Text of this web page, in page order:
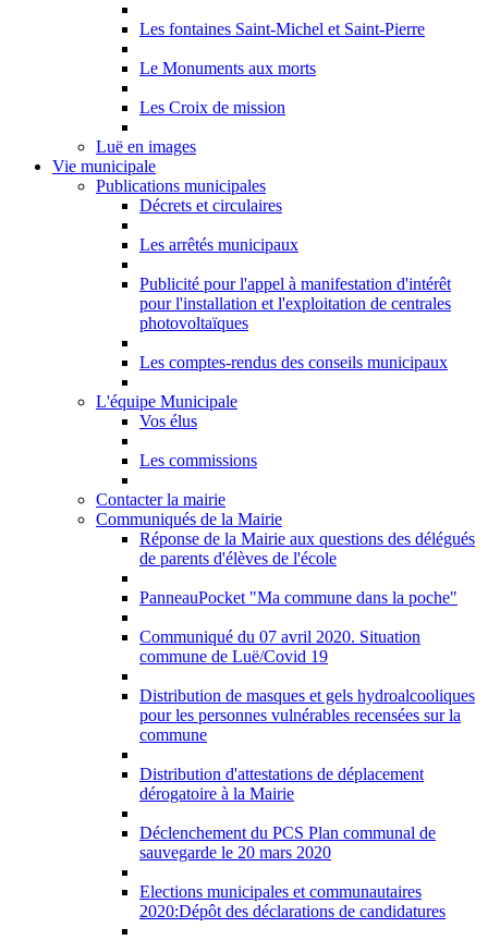
Les fontaines Saint-Michel et Saint-Pierre
Le Monuments aux morts
Les Croix de mission
Luë en images
Vie municipale
Publications municipales
Décrets et circulaires
Les arrêtés municipaux
Publicité pour l'appel à manifestation d'intérêt
pour l'installation et l'exploitation de centrales
photovoltaïques
Les comptes-rendus des conseils municipaux
L'équipe Municipale
Vos élus
Les commissions
Contacter la mairie
Communiqués de la Mairie
Réponse de la Mairie aux questions des délégués
de parents d'élèves de l'école
PanneauPocket "Ma commune dans la poche"
Communiqué du 07 avril 2020. Situation
commune de Luë/Covid 19
Distribution de masques et gels hydroalcooliques
pour les personnes vulnérables recensées sur la
commune
Distribution d'attestations de déplacement
dérogatoire à la Mairie
Déclenchement du PCS Plan communal de
sauvegarde le 20 mars 2020
Elections municipales et communautaires
2020:Dépôt des déclarations de candidatures